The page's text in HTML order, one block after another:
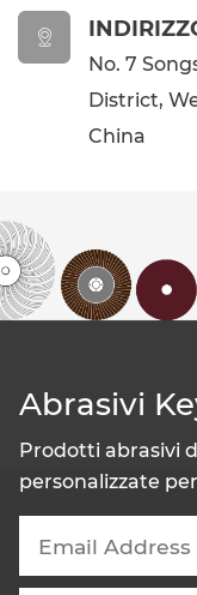

No. 7
District,
China
Abrasivi
Prodotti abrasivi
personalizzate